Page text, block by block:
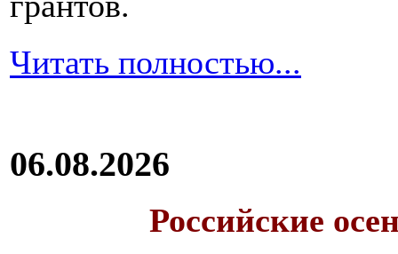
Читать полностью...
06.08.2026
Российские